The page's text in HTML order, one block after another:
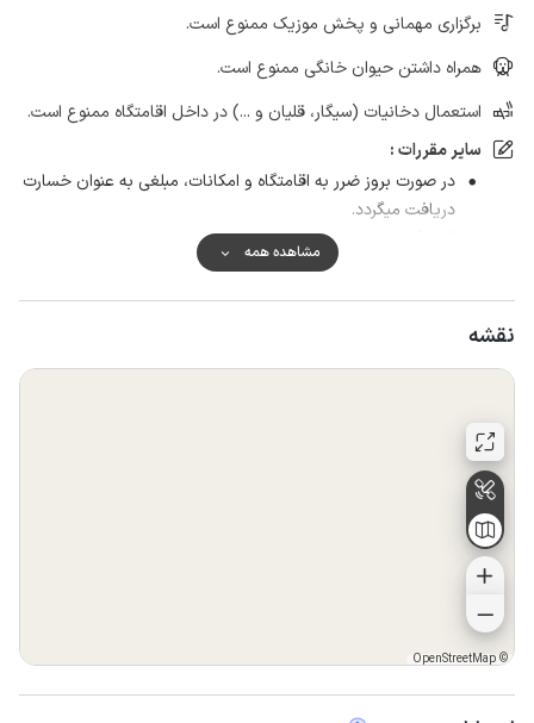
برگزاری مهمانی و پخش موزیک ممنوع است.
همراه داشتن حیوان خانگی ممنوع است.
استعمال دخانیات (سیگار، قلیان و ...) در داخل اقامتگاه ممنوع است.
سایر مقررات :
در صورت بروز ضرر به اقامتگاه و امکانات، مبلغی به عنوان خسارت
دریافت میگردد.
اقامتگاه همانطور که تمیز به مهمان تحویل داده شد تمیز هم
تحویل گرفته می شود.
در صورت عدم رعایت نظافت، هزینه آن دریافت میگردد.
مشاهده همه
نقشه
©
OpenStreetMap